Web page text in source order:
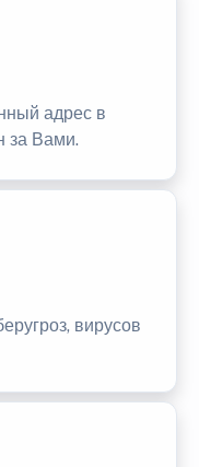
адрес в
за Вами.
вирусов